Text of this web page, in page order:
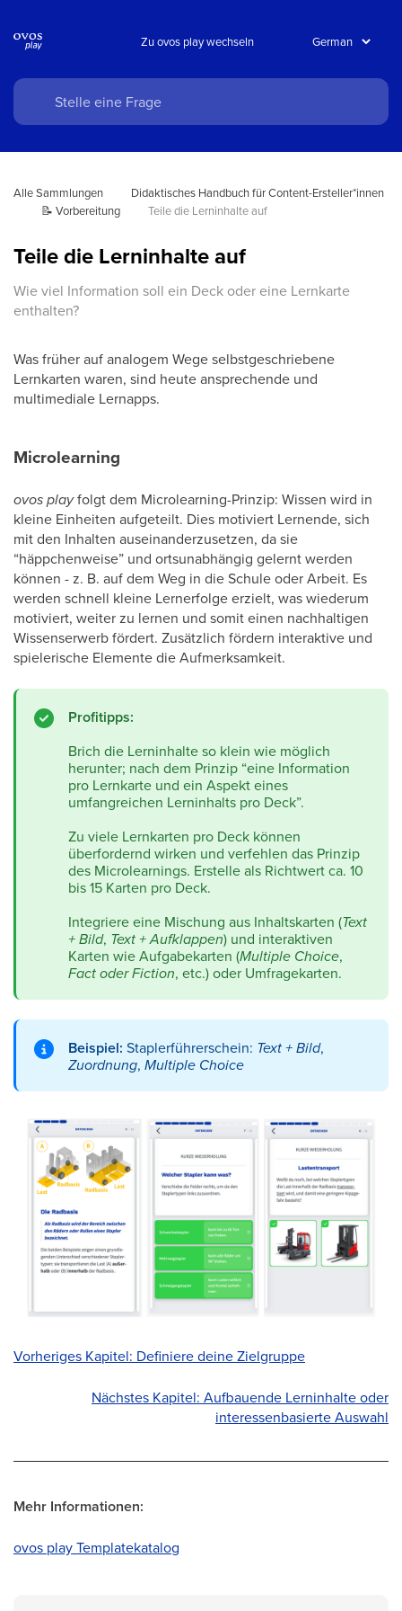
Zu ovos play wechseln
Alle Sammlungen
Didaktisches Handbuch für Content-Ersteller*innen
📝 Vorbereitung
Teile die Lerninhalte auf
Teile die Lerninhalte auf
Wie viel Information soll ein Deck oder eine Lernkarte
enthalten?
Was früher auf analogem Wege selbstgeschriebene
Lernkarten waren, sind heute ansprechende und
multimediale Lernapps.
Microlearning
ovos playfolgt dem Microlearning-Prinzip: Wissen wird in
kleine Einheiten aufgeteilt. Dies motiviert Lernende, sich
mit den Inhalten auseinanderzusetzen, da sie
“häppchenweise” und ortsunabhängig gelernt werden
können - z. B. auf dem Weg in die Schule oder Arbeit. Es
werden schnell kleine Lernerfolge erzielt, was wiederum
motiviert, weiter zu lernen und somit einen nachhaltigen
Wissenserwerb fördert. Zusätzlich fördern interaktive und
spielerische Elemente die Aufmerksamkeit.
Profitipps:
Brich die Lerninhalte so klein wie möglich
herunter; nach dem Prinzip “eine Information
pro Lernkarte und ein Aspekt eines
umfangreichen Lerninhalts pro Deck”.
Zu viele Lernkarten pro Deck können
überfordernd wirken und verfehlen das Prinzip
des Microlearnings. Erstelle als Richtwert ca. 10
bis 15 Karten pro Deck.
Integriere eine Mischung aus Inhaltskarten (Text
+ Bild, Text + Aufklappen) und interaktiven
Karten wie Aufgabekarten (Multiple Choice,
Fact oder Fiction, etc.) oder Umfragekarten.
Beispiel: Staplerführerschein: Text + Bild,
Zuordnung, Multiple Choice
Vorheriges Kapitel: Definiere deine Zielgruppe
Nächstes Kapitel: Aufbauende Lerninhalte oder
interessenbasierte Auswahl
Mehr Informationen:
ovos play Templatekatalog